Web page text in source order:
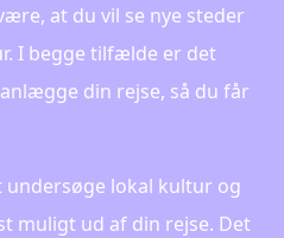
at du vil se nye steder
I begge tilfælde er det
din rejse, så du får
undersøge lokal kultur og
muligt ud af din rejse. Det